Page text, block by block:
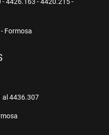
Formosa
al 4436.307